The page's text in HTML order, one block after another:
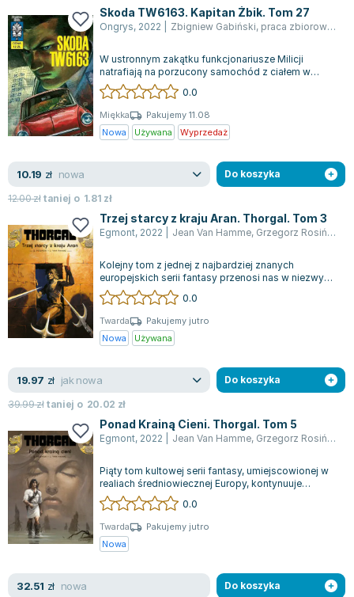
Skoda TW6163. Kapitan Żbik. Tom 27
Ongrys, 2022 Zbigniew Gabiński, praca zbiorowa ,
W ustronnym zakątku funkcjonariusze Milicji
natrafiają na porzucony samochód z ciałem w
środku. Ofiarą jest Jan Pieczynger, przewo...
0.0
Miękka
Pakujemy 11.08
Nowa
Używana Wyprzedaż
10.19 zł nowa
12.00złtaniej o 1.81 zł
Do koszyka
Trzej starcy z kraju Aran. Thorgal. Tom 3
Egmont, 2022 Jean Van Hamme, Grzegorz Rosiński
Kolejny tom z jednej z najbardziej znanych
europejskich serii fantasy przenosi nas w niezwykłą
podróż z Thorgalem i Aaricią. Podcz...
0.0
Twarda
Pakujemy jutro
Nowa
Używana
19.97 zł jak nowa
39.99złtaniej o 20.02 zł
Do koszyka
Ponad Krainą Cieni. Thorgal. Tom 5
Egmont, 2022 Jean Van Hamme, Grzegorz Rosiński
Piąty tom kultowej serii fantasy, umiejscowionej w
realiach średniowiecznej Europy, kontynuuje
opowieść o losach Thorgala. "Ponad...
0.0
Twarda
Pakujemy jutro
Nowa
32.51 zł nowa Do koszyka